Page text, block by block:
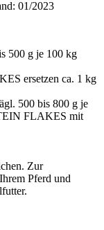
01/2023
500 g je 100 kg
ersetzen ca. 1 kg
500 bis 800 g je
FLAKES mit
Zur
Pferd und